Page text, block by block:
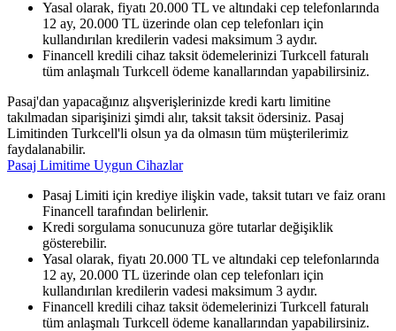
Yasal olarak, fiyatı 20.000 TL ve altındaki cep telefonlarında
12 ay, 20.000 TL üzerinde olan cep telefonları için
kullandırılan kredilerin vadesi maksimum 3 aydır.
Financell kredili cihaz taksit ödemelerinizi Turkcell faturalı
tüm anlaşmalı Turkcell ödeme kanallarından yapabilirsiniz.
Pasaj'dan yapacağınız alışverişlerinizde kredi kartı limitine
takılmadan siparişinizi şimdi alır, taksit taksit ödersiniz. Pasaj
Limitinden Turkcell'li olsun ya da olmasın tüm müşterilerimiz
faydalanabilir.
Pasaj Limitime Uygun Cihazlar
Pasaj Limiti için krediye ilişkin vade, taksit tutarı ve faiz oranı
Financell tarafından belirlenir.
Kredi sorgulama sonucunuza göre tutarlar değişiklik
gösterebilir.
Yasal olarak, fiyatı 20.000 TL ve altındaki cep telefonlarında
12 ay, 20.000 TL üzerinde olan cep telefonları için
kullandırılan kredilerin vadesi maksimum 3 aydır.
Financell kredili cihaz taksit ödemelerinizi Turkcell faturalı
tüm anlaşmalı Turkcell ödeme kanallarından yapabilirsiniz.